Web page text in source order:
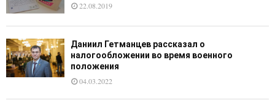
22.08.2019
Даниил Гетманцев рассказал о
налогообложении во время военного
положения
04.03.2022